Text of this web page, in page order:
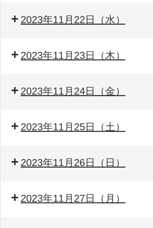
2023年11月22日（水）
2023年11月23日（木）
2023年11月24日（金）
2023年11月25日（土）
2023年11月26日（日）
2023年11月27日（月）